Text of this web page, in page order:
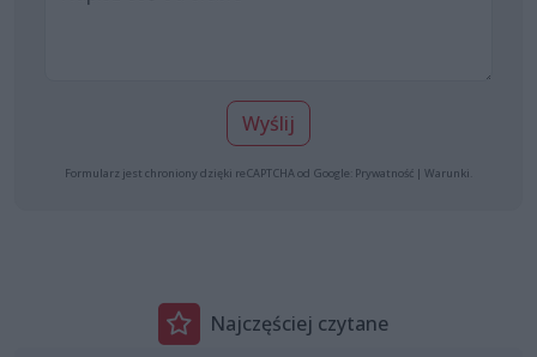
Wyślij
Formularz jest chroniony dzięki reCAPTCHA od Google: Prywatność | Warunki
Najczęściej czytane